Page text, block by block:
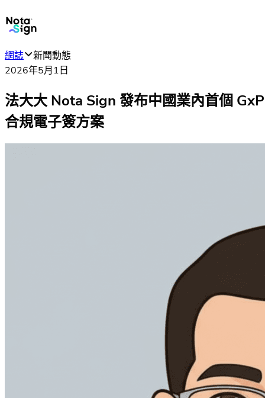
網誌
新聞動態
2026年5月1日
法大大 Nota Sign 發布中國業內首個 GxP
合規電子簽方案